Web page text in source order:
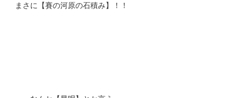
まさに【賽の河原の石積み】！！